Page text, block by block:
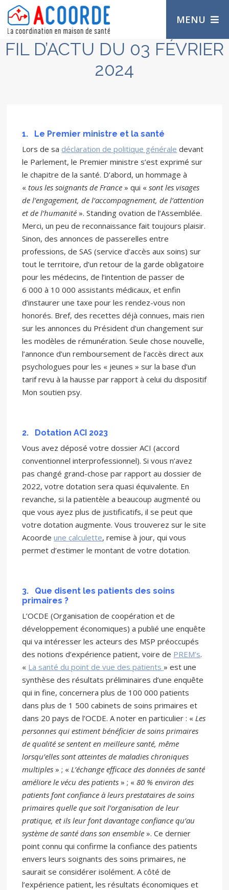
MENU
FIL D’ACTU DU 03 FÉVRIER
2024
1. Le Premier ministre et la santé
Lors de sa déclaration de politique générale devant
le Parlement, le Premier ministre s’est exprimé sur
le chapitre de la santé. D’abord, un hommage à
«tous les soignants de France » qui «sont les visages
de l’engagement, de l’accompagnement, de l’attention
et de l’humanité ». Standing ovation de l’Assemblée.
Merci, un peu de reconnaissance fait toujours plaisir.
Sinon, des annonces de passerelles entre
professions, de SAS (service d’accès aux soins) sur
tout le territoire, d’un retour de la garde obligatoire
pour les médecins, de l’intention de passer de
6 000 à 10 000 assistants médicaux, et enfin
d’instaurer une taxe pour les rendez-vous non
honorés. Bref, des recettes déjà connues, mais rien
sur les annonces du Président d’un changement sur
les modèles de rémunération. Seule chose nouvelle,
l’annonce d’un remboursement de l’accès direct aux
psychologues pour les « jeunes » sur la base d’un
tarif revu à la hausse par rapport à celui du dispositif
Mon soutien psy.
2. Dotation ACI 2023
Vous avez déposé votre dossier ACI (accord
conventionnel interprofessionnel). Si vous n’avez
pas changé grand-chose par rapport au dossier de
2022, votre dotation sera quasi équivalente. En
revanche, si la patientèle a beaucoup augmenté ou
que vous ayez plus de justificatifs, il se peut que
votre dotation augmente. Vous trouverez sur le site
Acoordeune calculette, remise à jour, qui vous
permet d’estimer le montant de votre dotation.
3. Que disent les patients des soins
primaires ?
L’OCDE (Organisation de coopération et de
développement économiques) a publié une enquête
qui va intéresser les acteurs des MSP préoccupés
des notions d’expérience patient, voire de PREM’s.
« La santé du point de vue des patients» est une
synthèse des résultats préliminaires d’une enquête
qui in fine, concernera plus de 100 000 patients
dans plus de 1 500 cabinets de soins primaires et
dans 20 pays de l’OCDE. A noter en particulier : «Les
personnes qui estiment bénéficier de soins primaires
de qualité se sentent en meilleure santé, même
lorsqu’elles sont atteintes de maladies chroniques
multiples » ; «L’échange efficace des données de santé
améliore le vécu des patients » ; «80 % environ des
patients font confiance à leurs prestataires de soins
primaires quelle que soit l’organisation de leur
pratique, et ils leur font davantage confiance qu’au
système de santé dans son ensemble ». Ce dernier
point connu qui confirme la confiance des patients
envers leurs soignants des soins primaires, ne
saurait se considérer isolément. A côté de
l’expérience patient, les résultats économiques et